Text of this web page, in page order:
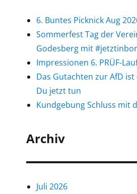
6. Buntes Picknick Aug
Sommerfest Tag der
Godesberg mit
Impressionen 6. PRÜF-
Das Gutachten zur AfD ist
Du jetzt tun
Kundgebung Schluss mit
Archiv
Juli 2026